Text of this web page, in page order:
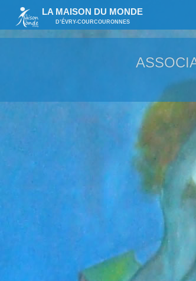
LA MAISON DU MONDE
D’ÉVRY-COURCOURONNES